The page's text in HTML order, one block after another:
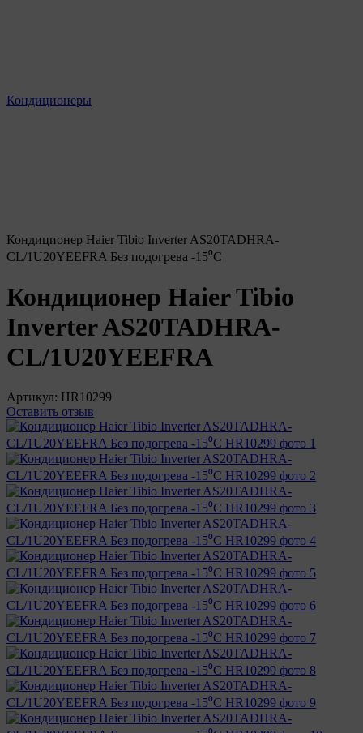
Кондиционеры
Кондиционер Haier Tibio Inverter AS20TADHRA-
CL/1U20YEEFRA Без подогрева -15⁰С
Кондиционер Haier Tibio
Inverter AS20TADHRA-
CL/1U20YEEFRA
Артикул: HR10299
Оставить отзыв